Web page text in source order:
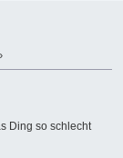
Ding so schlecht